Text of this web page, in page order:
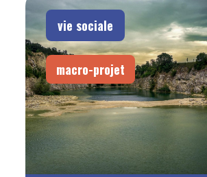
vie sociale
macro-projet